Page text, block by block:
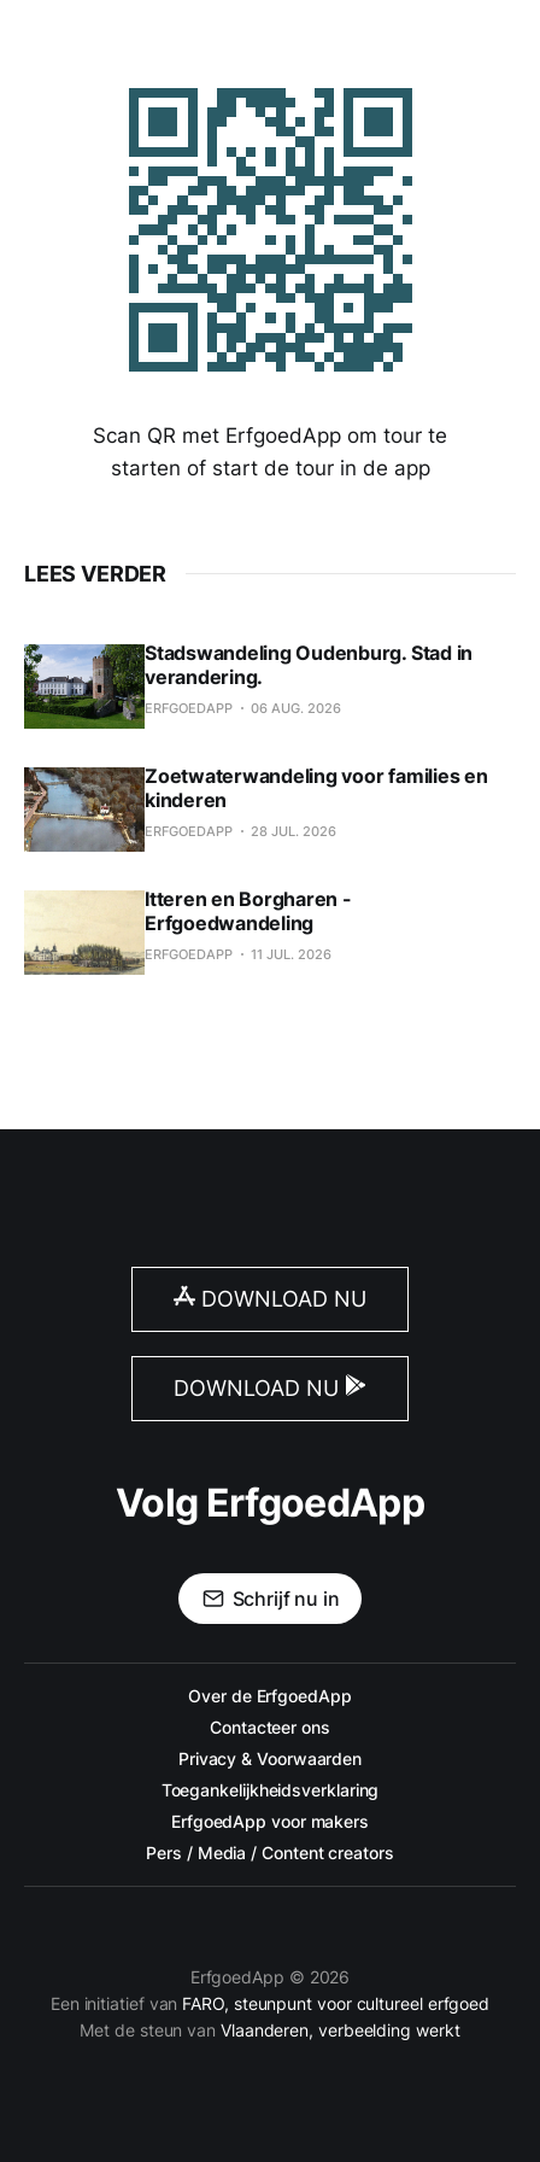
Scan QR met ErfgoedApp om tour te
starten of start de tour in de app
LEES VERDER
Stadswandeling Oudenburg. Stad in
verandering.
ERFGOEDAPP 06 AUG. 2026
Zoetwaterwandeling voor families en
kinderen
ERFGOEDAPP 28 JUL. 2026
Itteren en Borgharen -
Erfgoedwandeling
ERFGOEDAPP 11 JUL. 2026
DOWNLOAD NU
DOWNLOAD NU
Volg ErfgoedApp
Schrijf nu in
Over de ErfgoedApp
Contacteer ons
Privacy & Voorwaarden
Toegankelijkheidsverklaring
ErfgoedApp voor makers
Pers / Media / Content creators
ErfgoedApp © 2026
Een initiatief van FARO, steunpunt voor cultureel erfgoed
Met de steun van Vlaanderen, verbeelding werkt